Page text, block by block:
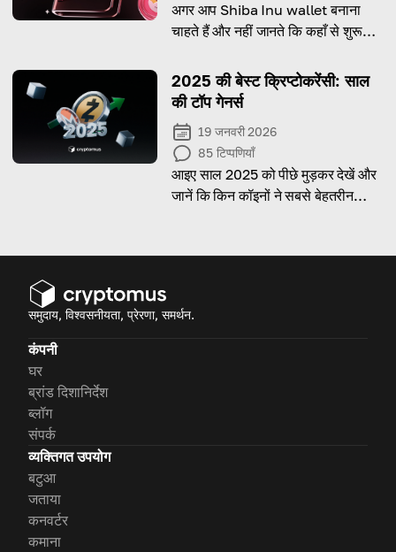
अगर आप Shiba Inu wallet बनाना
चाहते हैं और नहीं जानते कि कहाँ से शुरू
जवाब देगा!
2025 की बेस्ट क्रिप्टोकरेंसी: साल
की टॉप गेनर्स
19 जनवरी 2026
85 टिप्पणियाँ
आइए साल 2025 को पीछे मुड़कर देखें और
जानें कि किन कॉइनों ने सबसे बेहतरीन
समुदाय, विश्वसनीयता, प्रेरणा, समर्थन.
कंपनी
घर
ब्रांड दिशानिर्देश
ब्लॉग
संपर्क
व्यक्तिगत उपयोग
बटुआ
जताया
कनवर्टर
कमाना